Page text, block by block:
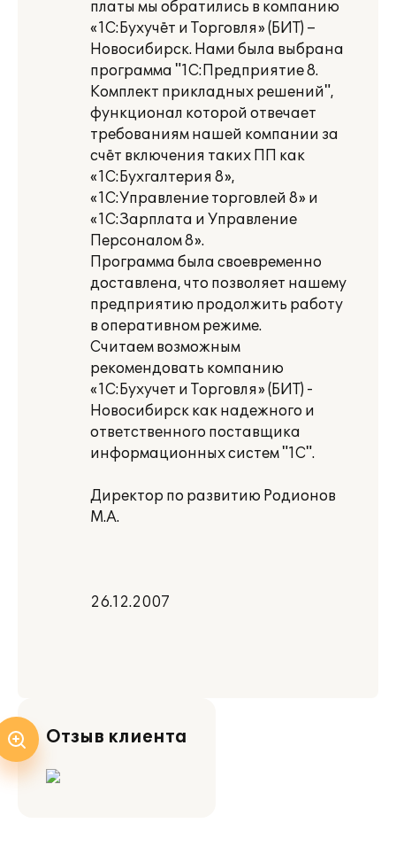
платы мы обратились в компанию
«1С:Бухучёт и Торговля» (БИТ) –
Новосибирск. Нами была выбрана
программа "1С:Предприятие 8.
Комплект прикладных решений",
функционал которой отвечает
требованиям нашей компании за
счёт включения таких ПП как
«1С:Бухгалтерия 8»,
«1С:Управление торговлей 8» и
«1С:Зарплата и Управление
Персоналом 8».
Программа была своевременно
доставлена, что позволяет нашему
предприятию продолжить работу
в оперативном режиме.
Считаем возможным
рекомендовать компанию
«1С:Бухучет и Торговля» (БИТ) -
Новосибирск как надежного и
ответственного поставщика
информационных систем "1С".
Директор по развитию Родионов
М.А.
26.12.2007
Отзыв клиента